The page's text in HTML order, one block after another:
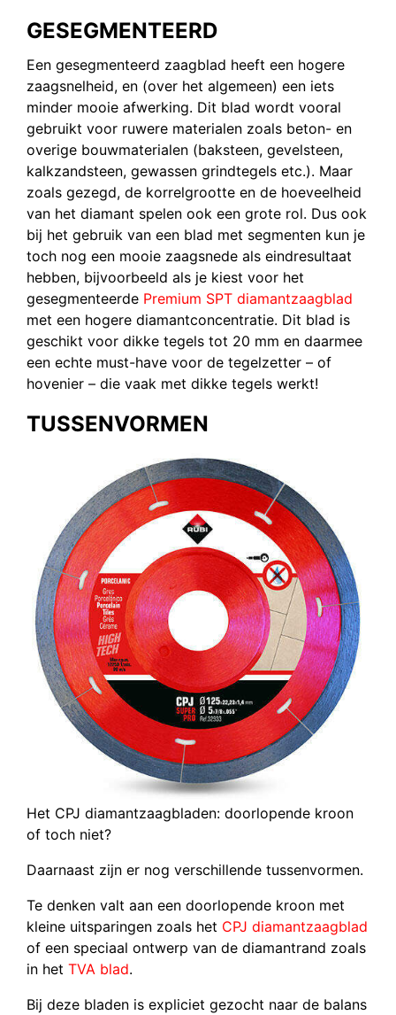
GESEGMENTEERD
Een gesegmenteerd zaagblad heeft een hogere
zaagsnelheid, en (over het algemeen) een iets
minder mooie afwerking. Dit blad wordt vooral
gebruikt voor ruwere materialen zoals beton- en
overige bouwmaterialen (baksteen, gevelsteen,
kalkzandsteen, gewassen grindtegels etc.). Maar
zoals gezegd, de korrelgrootte en de hoeveelheid
van het diamant spelen ook een grote rol. Dus ook
bij het gebruik van een blad met segmenten kun je
toch nog een mooie zaagsnede als eindresultaat
hebben, bijvoorbeeld als je kiest voor het
gesegmenteerde Premium SPT diamantzaagblad
met een hogere diamantconcentratie. Dit blad is
geschikt voor dikke tegels tot 20 mm en daarmee
een echte must-have voor de tegelzetter – of
hovenier – die vaak met dikke tegels werkt!
TUSSENVORMEN
Het CPJ diamantzaagbladen: doorlopende kroon
of toch niet?
Daarnaast zijn er nog verschillende tussenvormen.
Te denken valt aan een doorlopende kroon met
kleine uitsparingen zoals het CPJ diamantzaagblad
of een speciaal ontwerp van de diamantrand zoals
in het TVA blad.
Bij deze bladen is expliciet gezocht naar de balans